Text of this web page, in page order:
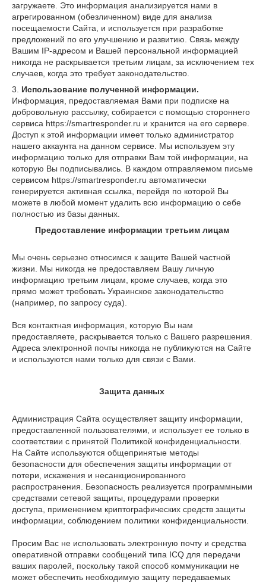
загружаете. Это информация анализируется нами в
агрегированном (обезличенном) виде для анализа
посещаемости Сайта, и используется при разработке
предложений по его улучшению и развитию. Связь между
Вашим IP-адресом и Вашей персональной информацией
никогда не раскрывается третьим лицам, за исключением тех
случаев, когда это требует законодательство.
3. Использование полученной информации.
Информация, предоставляемая Вами при подписке на
добровольную рассылку, собирается с помощью стороннего
сервиса https://smartresponder.ru и хранится на его сервере.
Доступ к этой информации имеет только администратор
нашего аккаунта на данном сервисе. Мы используем эту
информацию только для отправки Вам той информации, на
которую Вы подписывались. В каждом отправляемом письме
сервисом https://smartresponder.ru автоматически
генерируется активная ссылка, перейдя по которой Вы
можете в любой момент удалить всю информацию о себе
полностью из базы данных.
Предоставление информации третьим лицам
Мы очень серьезно относимся к защите Вашей частной
жизни. Мы никогда не предоставляем Вашу личную
информацию третьим лицам, кроме случаев, когда это
прямо может требовать Украинское законодательство
(например, по запросу суда).
Вся контактная информация, которую Вы нам
предоставляете, раскрывается только с Вашего разрешения.
Адреса электронной почты никогда не публикуются на Сайте
и используются нами только для связи с Вами.
Защита данных
Администрация Сайта осуществляет защиту информации,
предоставленной пользователями, и использует ее только в
соответствии с принятой Политикой конфиденциальности.
На Сайте используются общепринятые методы
безопасности для обеспечения защиты информации от
потери, искажения и несанкционированного
распространения. Безопасность реализуется программными
средствами сетевой защиты, процедурами проверки
доступа, применением криптографических средств защиты
информации, соблюдением политики конфиденциальности.
Просим Вас не использовать электронную почту и средства
оперативной отправки сообщений типа ICQ для передачи
ваших паролей, поскольку такой способ коммуникации не
может обеспечить необходимую защиту передаваемых